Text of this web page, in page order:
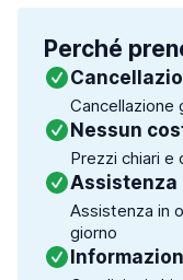
Perché
Cancellazione
Nessun
Prezzi chiari
Assistenza
Assistenza in
giorno